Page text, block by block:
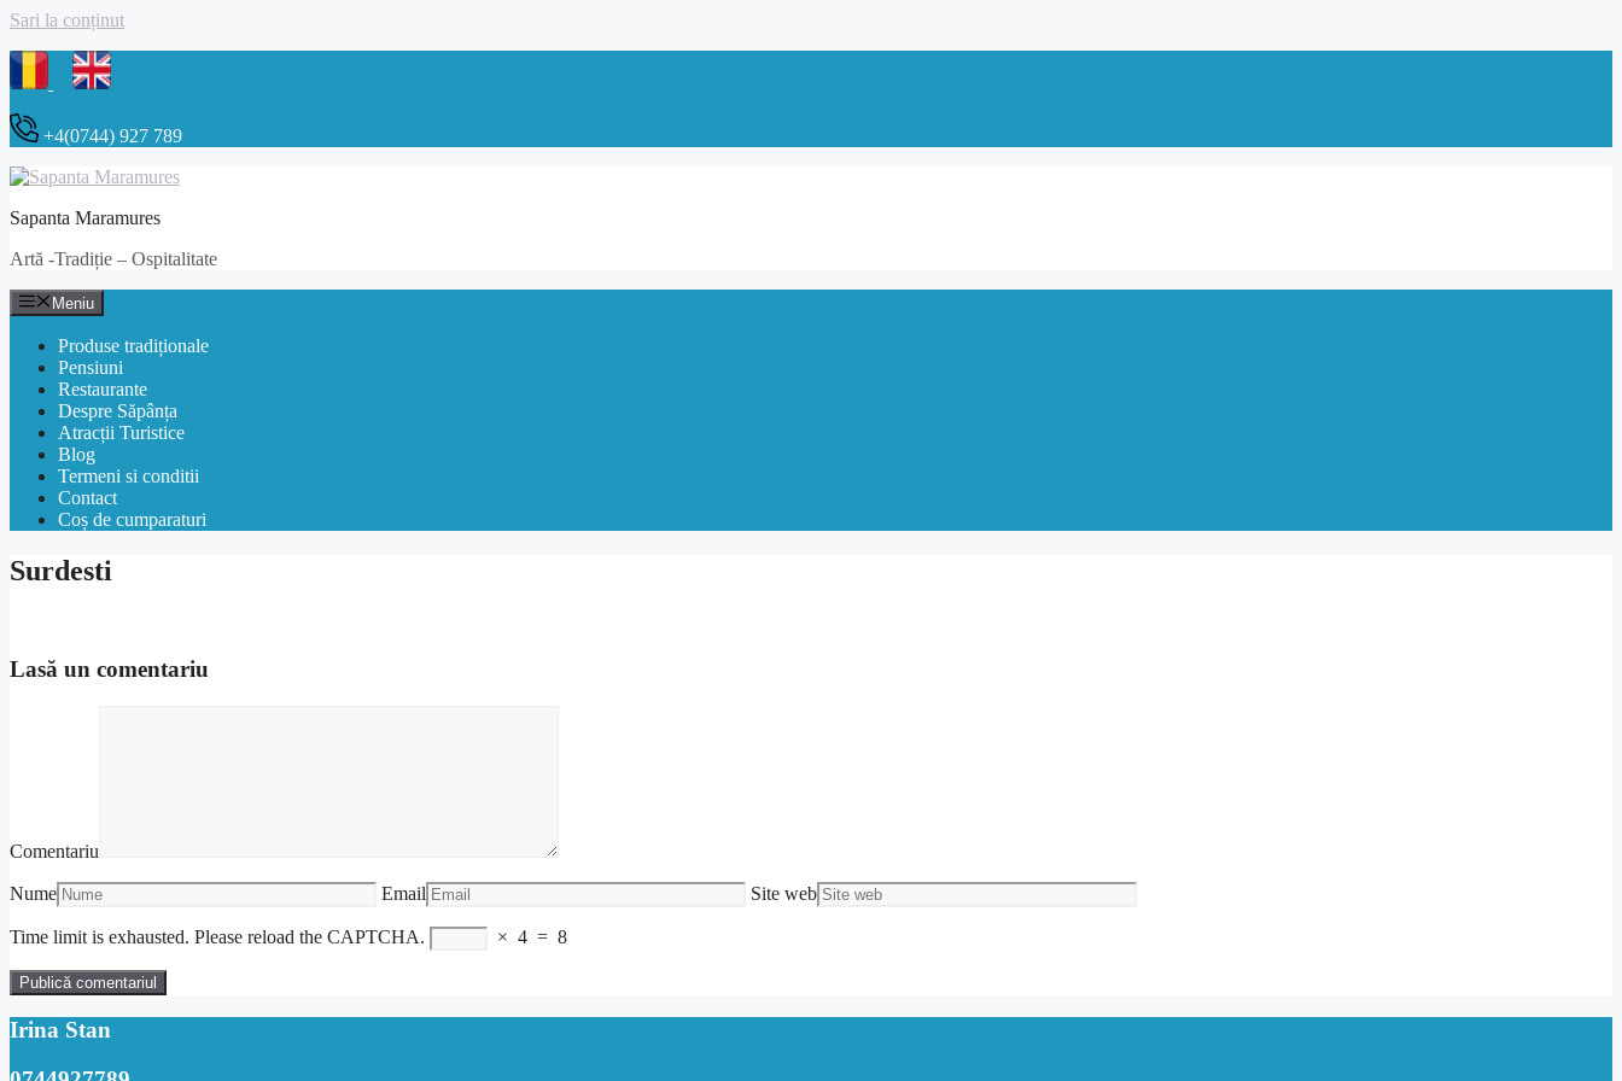
Sari la conținut
+4(0744) 927 789
Sapanta Maramures
Artă -Tradiție – Ospitalitate
Meniu
Produse tradiționale
Pensiuni
Restaurante
Despre Săpânța
Atracții Turistice
Blog
Termeni si conditii
Contact
Coș de cumparaturi
Surdesti
Lasă un comentariu
Comentariu
Nume Email Site web
Time limit is exhausted. Please reload the CAPTCHA. × 4 = 8
Irina Stan